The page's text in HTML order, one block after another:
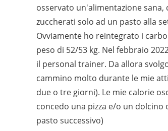
osservato un'alimentazione
zuccherati solo ad un pasto alla
Ovviamente ho reintegrato i
peso di 52/53 kg. Nel febbraio
il personal trainer. Da allora
cammino molto durante le mie
due o tre giorni). Le mie calorie
concedo una pizza e/o un
pasto successivo)